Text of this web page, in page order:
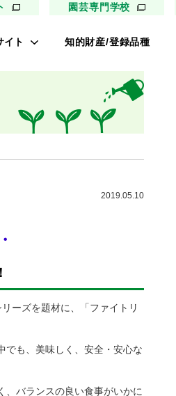
園芸専門学校
イト
ン
５
ロマリア
知的財産/登録品種
2019.05.10
ーズを題材に、「ファイトリ
でも、美味しく、安全・安心な
、バランスの良い食事がいかに